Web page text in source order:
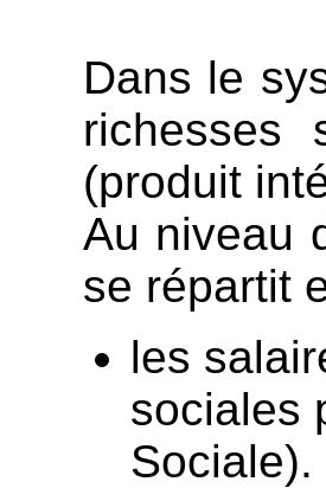
Dans le
richesses
(produit
Au niveau
se répartit
les
sociales
Sociale).